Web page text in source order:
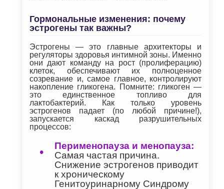
Гормональные изменения: почему
эстрогены так важны?
Эстрогены — это главные архитекторы и
регуляторы здоровья интимной зоны. Именно
они дают команду на рост (пролиферацию)
клеток, обеспечивают их полноценное
созревание и, самое главное, контролируют
накопление гликогена. Помните: гликоген —
это единственное топливо для
лактобактерий. Как только уровень
эстрогенов падает (по любой причине!),
запускается каскад разрушительных
процессов:
Перименопауза и менопауза:
Самая частая причина.
Снижение эстрогенов приводит
к хроническому
Генитоуринарному Синдрому